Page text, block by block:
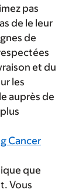
pas
de le leur
de
et du
les
auprès de
Cancer
que
Vous